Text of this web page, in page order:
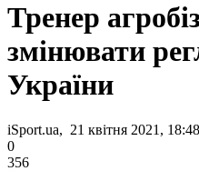
Тренер
змінювати
України
iSport.ua, 21 квітня 2021, 18:48
0
356